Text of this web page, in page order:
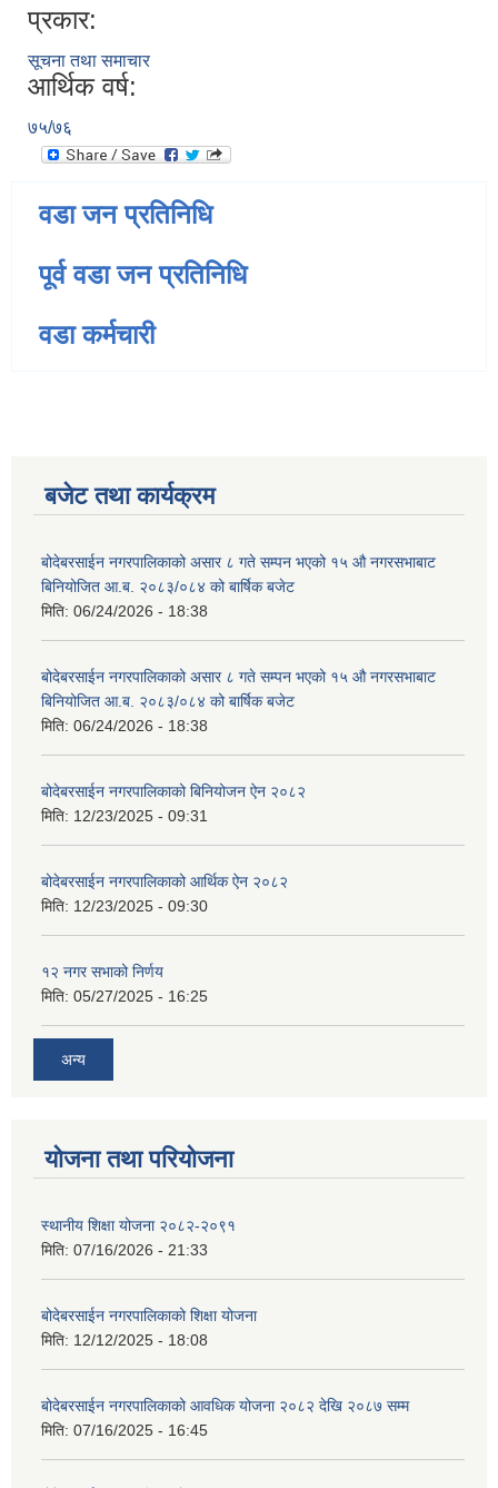
प्रकार:
सूचना तथा समाचार
आर्थिक वर्ष:
७५/७६
वडा जन प्रतिनिधि
पूर्व वडा जन प्रतिनिधि
वडा कर्मचारी
बजेट तथा कार्यक्रम
बोदेबरसाईन नगरपालिकाको असार ८ गते सम्पन भएको १५ ‍‍‍औ नगरसभाबाट
बिनियोजित आ.ब. २०८३/०८४ को बार्षिक बजेट
मिति: 06/24/2026 - 18:38
बोदेबरसाईन नगरपालिकाको असार ८ गते सम्पन भएको १५ ‍‍‍औ नगरसभाबाट
बिनियोजित आ.ब. २०८३/०८४ को बार्षिक बजेट
मिति: 06/24/2026 - 18:38
बोदेबरसाईन नगरपालिकाको बिनियोजन ऐन २०८२
मिति: 12/23/2025 - 09:31
बोदेबरसाईन नगरपालिकाको आर्थिक ऐन २०८२
मिति: 12/23/2025 - 09:30
१२ नगर सभाको निर्णय
मिति: 05/27/2025 - 16:25
अन्य
योजना तथा परियोजना
स्थानीय शिक्षा योजना २०८२-२०९१
मिति: 07/16/2026 - 21:33
बोदेबरसाईन नगरपालिकाको शिक्षा योजना
मिति: 12/12/2025 - 18:08
बोदेबरसाईन नगरपालिकाको आवधिक योजना २०८२ देखि २०८७ सम्म
मिति: 07/16/2025 - 16:45